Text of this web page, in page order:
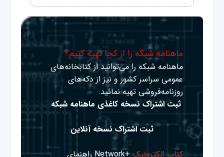
ماهنامه شبکه را از کجا تهیه کنیم؟
ماهنامه شبکه را می‌توانید از کتابخانه‌های
عمومی سراسر کشور و نیز از دکه‌های
روزنامه‌فروشی تهیه نمائید.
ثبت اشتراک نسخه کاغذی ماهنامه شبکه
ثبت اشتراک نسخه آنلاین
کتاب الکترونیک
+Network راهنمای